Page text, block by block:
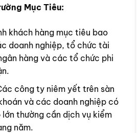
Mục Tiêu:
khách hàng mục tiêu bao
doanh nghiệp, tổ chức tài
hàng và các tổ chức phi
công ty niêm yết trên sàn
và các doanh nghiệp có
lớn thường cần dịch vụ kiểm
năm.